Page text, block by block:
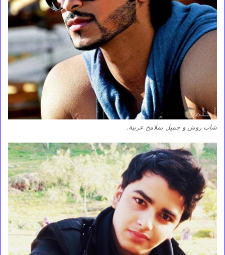
شاب روش و جميل بملامح عربية.